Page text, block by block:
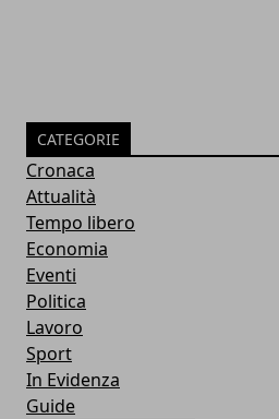
CATEGORIE
Cronaca
Attualità
Tempo libero
Economia
Eventi
Politica
Lavoro
Sport
In Evidenza
Guide